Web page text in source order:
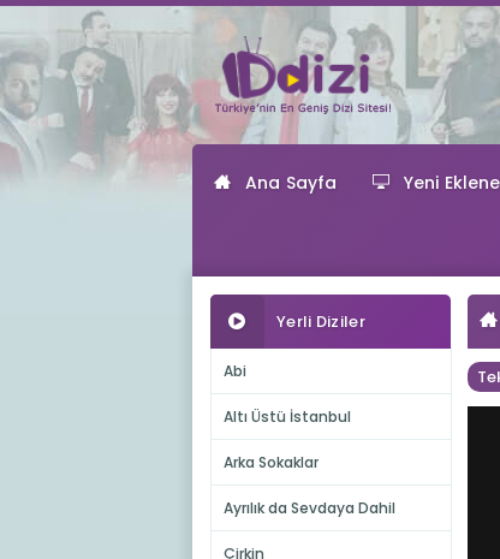
Ana Sayfa Yeni
Yerli Diziler
Abi
Altı Üstü İstanbul
Arka Sokaklar
Ayrılık da Sevdaya Dahil
Çirkin